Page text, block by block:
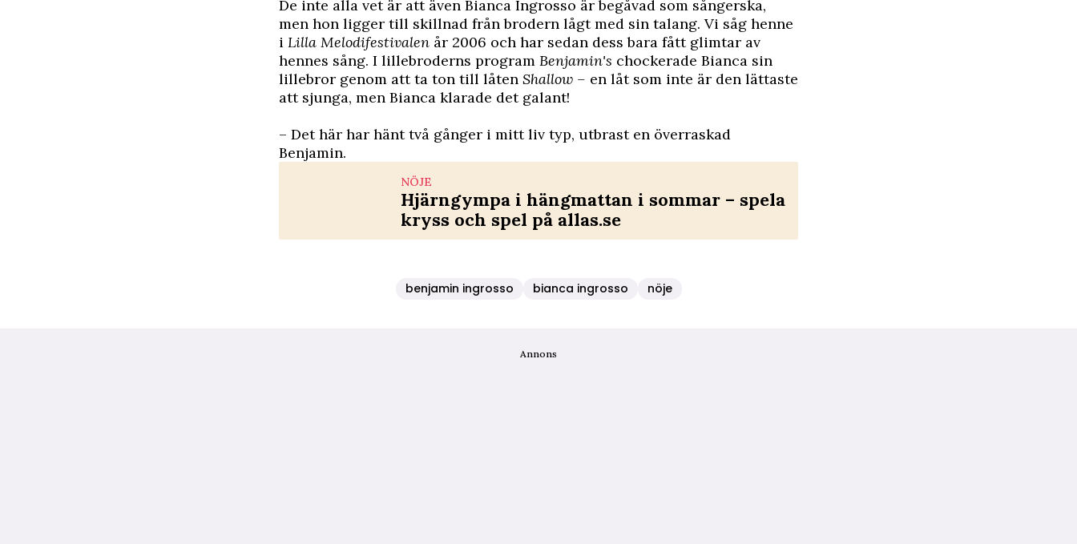
De inte alla vet är att även Bianca Ingrosso är begåvad som sångerska,
men hon ligger till skillnad från brodern lågt med sin talang. Vi såg henne
i Lilla Melodifestivalen år 2006 och har sedan dess bara fått glimtar av
hennes sång. I lillebroderns program Benjamin's chockerade Bianca sin
lillebror genom att ta ton till låten Shallow – en låt som inte är den lättaste
att sjunga, men Bianca klarade det galant!
– Det här har hänt två gånger i mitt liv typ, utbrast en överraskad
Benjamin.
NÖJE
Hjärngympa i hängmattan i sommar – spela
kryss och spel på allas.se
benjamin ingrosso bianca ingrosso nöje
Annons